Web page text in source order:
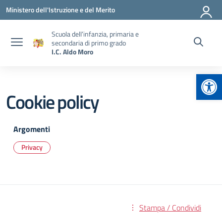
Vai ai contenuti
Vai al menu di navigazione
Vai al footer
Ministero dell'Istruzione e del Merito
Scuola dell’infanzia, primaria e
secondaria di primo grado
I.C. Aldo Moro
Cookie policy
Argomenti
Privacy
Stampa / Condividi